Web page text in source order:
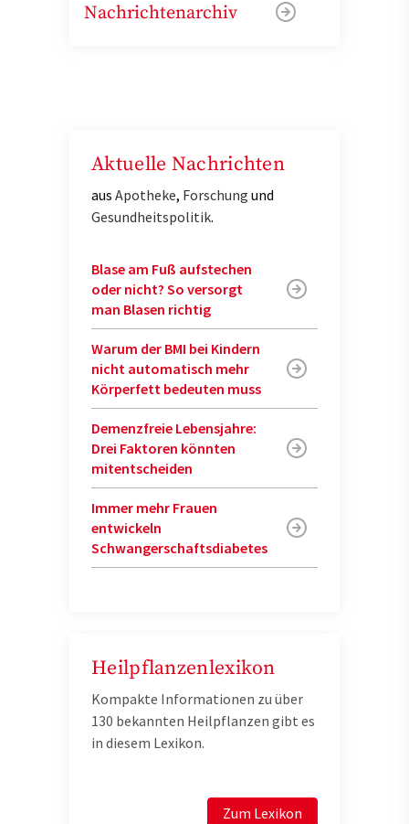
Nachrichtenarchiv
Aktuelle Nachrichten
aus Apotheke, Forschung und
Gesundheitspolitik.
Blase am Fuß aufstechen
oder nicht? So versorgt
man Blasen richtig
Warum der BMI bei Kindern
nicht automatisch mehr
Körperfett bedeuten muss
Demenzfreie Lebensjahre:
Drei Faktoren könnten
mitentscheiden
Immer mehr Frauen
entwickeln
Schwangerschaftsdiabetes
Heilpflanzenlexikon
Kompakte Informationen zu über
130 bekannten Heilpflanzen gibt es
in diesem Lexikon.
Zum Lexikon